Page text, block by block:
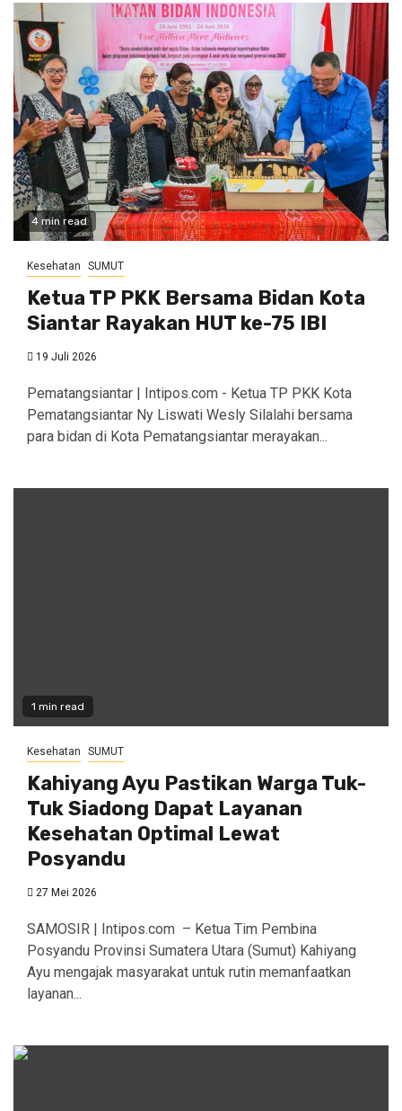
4 min read
Kesehatan SUMUT
Ketua TP PKK Bersama Bidan Kota
Siantar Rayakan HUT ke-75 IBI
19 Juli 2026
Pematangsiantar | Intipos.com - Ketua TP PKK Kota
Pematangsiantar Ny Liswati Wesly Silalahi bersama
para bidan di Kota Pematangsiantar merayakan...
1 min read
Kesehatan SUMUT
Kahiyang Ayu Pastikan Warga Tuk-
Tuk Siadong Dapat Layanan
Kesehatan Optimal Lewat
Posyandu
27 Mei 2026
SAMOSIR | Intipos.com – Ketua Tim Pembina
Posyandu Provinsi Sumatera Utara (Sumut) Kahiyang
Ayu mengajak masyarakat untuk rutin memanfaatkan
layanan...